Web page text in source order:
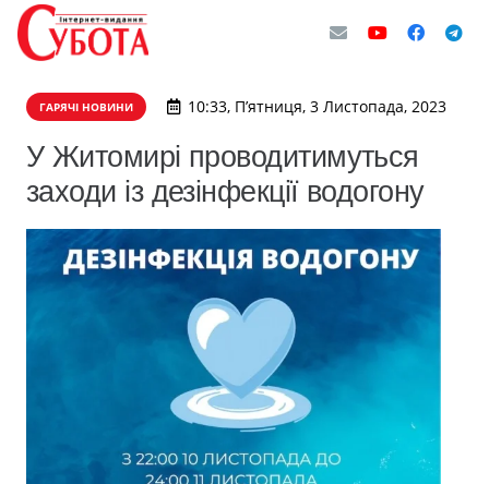
ГАРЯЧІ НОВИНИ 10:33, П’ятниця, 3 Листопада, 2023
У Житомирі проводитимуться
заходи із дезінфекції водогону